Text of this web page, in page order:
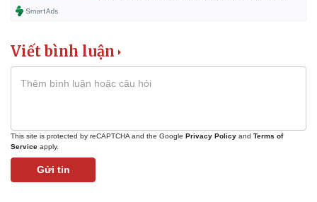
Viết bình luận
This site is protected by reCAPTCHA and the Google Privacy Policy and Terms of
Service apply.
Gửi tin